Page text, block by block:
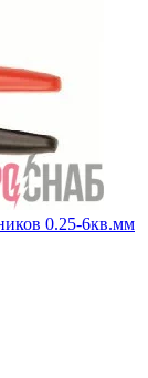
0.25-6кв.мм